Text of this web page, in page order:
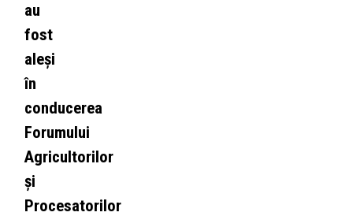
au
fost
aleși
în
conducerea
Forumului
Agricultorilor
și
Procesatorilor